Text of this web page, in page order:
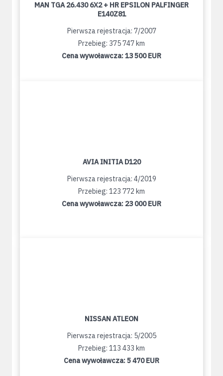
MAN TGA 26.430 6X2 + HR EPSILON PALFINGER
E140Z81
Pierwsza rejestracja: 7/2007
Przebieg: 375 747 km
Cena wywoławcza:13 500 EUR
AVIA INITIA D120
Pierwsza rejestracja: 4/2019
Przebieg: 123 772 km
Cena wywoławcza: 23 000 EUR
NISSAN ATLEON
Pierwsza rejestracja: 5/2005
Przebieg: 113 433 km
Cena wywoławcza:5 470 EUR